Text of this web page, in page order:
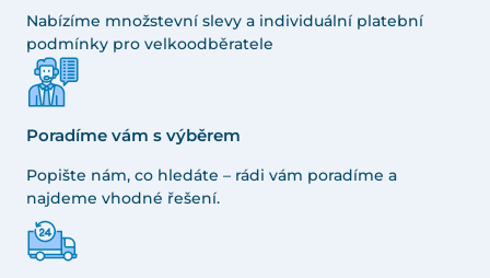
Nabízíme množstevní slevy a individuální platební
podmínky pro velkoodběratele
Poradíme vám s výběrem
Popište nám, co hledáte – rádi vám poradíme a
najdeme vhodné řešení.